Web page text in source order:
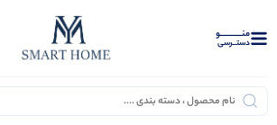
منــــــــــــو
دستــرسی